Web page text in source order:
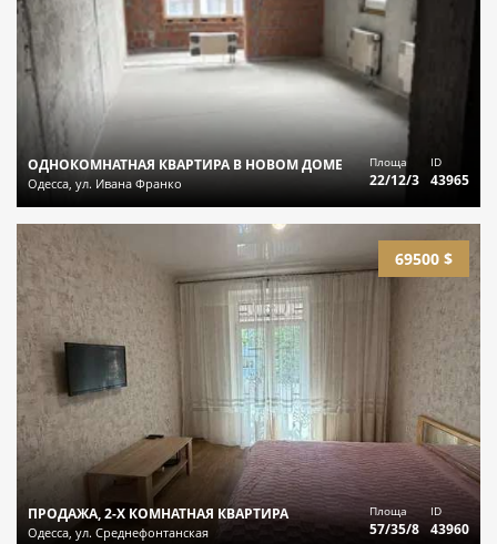
ОДНОКОМНАТНАЯ КВАРТИРА В НОВОМ ДОМЕ
Одесса, ул. Ивана Франко
Площа
22/12/3
ID
43965
69500 $
ПРОДАЖА, 2-Х КОМНАТНАЯ КВАРТИРА
Одесса, ул. Среднефонтанская
Площа
57/35/8
ID
43960